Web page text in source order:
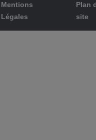
Mentions
Légales
Plan
site